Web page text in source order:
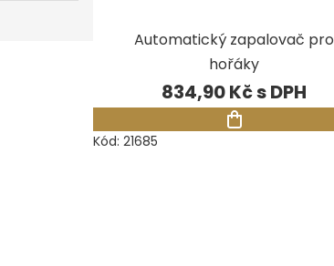
Automatický zapalovač pro
hořáky
834,90 Kč
Kód: 21685